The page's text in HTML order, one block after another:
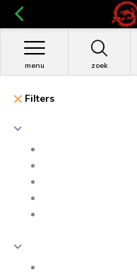
zoek
menu
Filters